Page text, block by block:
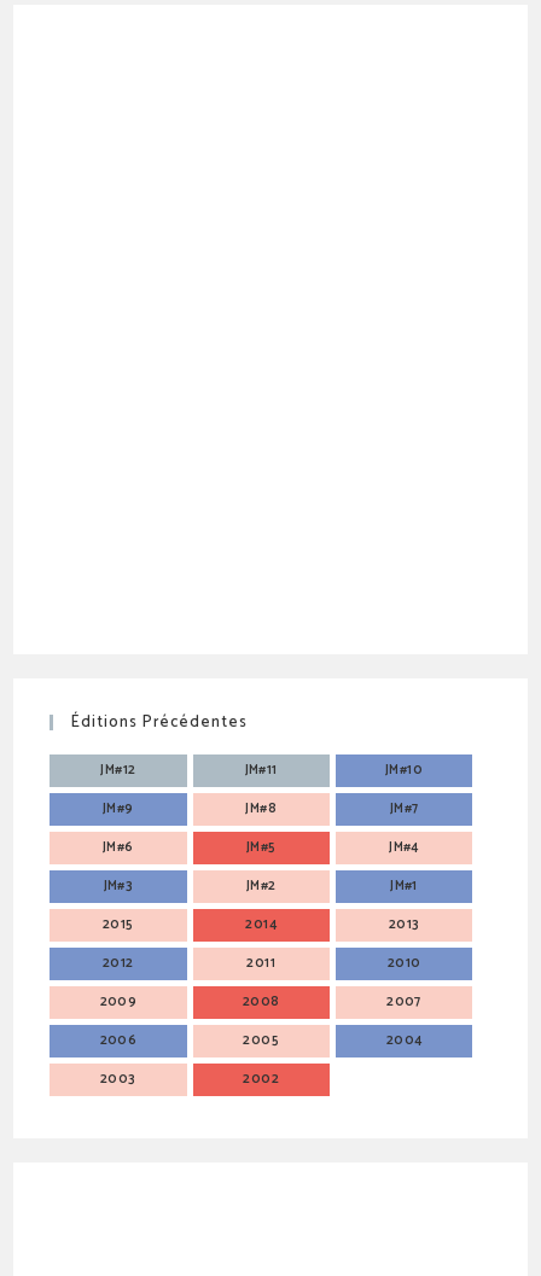
Éditions Précédentes
JM#12 JM#11
JM#10
JM#9
JM#8
JM#7
JM#6
JM#5
JM#4
JM#3
JM#2
JM#1
2015
2014
2013
2012
2011
2010
2009
2008
2007
2006
2005
2004
2003
2002